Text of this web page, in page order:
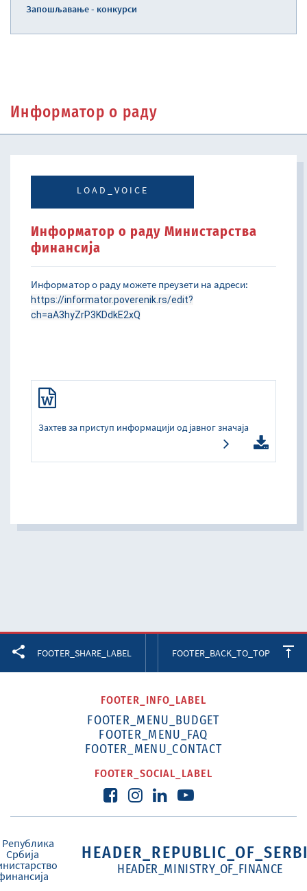
Запошљавање - конкурси
Информатор о раду
LOAD_VOICE
Информатор о раду Министарства
финансија
Информатор о раду можете преузети на адреси:
https://informator.poverenik.rs/edit?
ch=aA3hyZrP3KDdkE2xQ
Захтев за приступ информацији од јавног значаја
FOOTER_SHARE_LABEL FOOTER_BACK_TO_TOP
FOOTER_INFO_LABEL
FOOTER_MENU_BUDGET
FOOTER_MENU_FAQ
FOOTER_MENU_CONTACT
FOOTER_SOCIAL_LABEL
HEADER_MINISTRY_OF_FINANCE